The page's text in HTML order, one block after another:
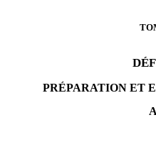
PRÉPARATION ET